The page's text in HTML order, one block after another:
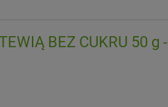
BEZ CUKRU 50 g -